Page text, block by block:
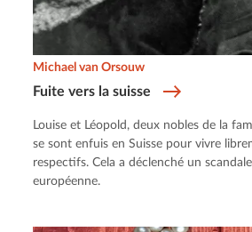
Fuite vers la suisse
Michael van Orsouw
Louise et Léopold, deux nobles de la
se sont enfuis en Suisse pour vivre
respectifs. Cela a déclenché un scandale
européenne.